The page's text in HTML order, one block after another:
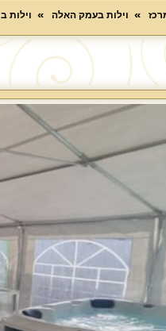
וילות בעמק האלה וילות